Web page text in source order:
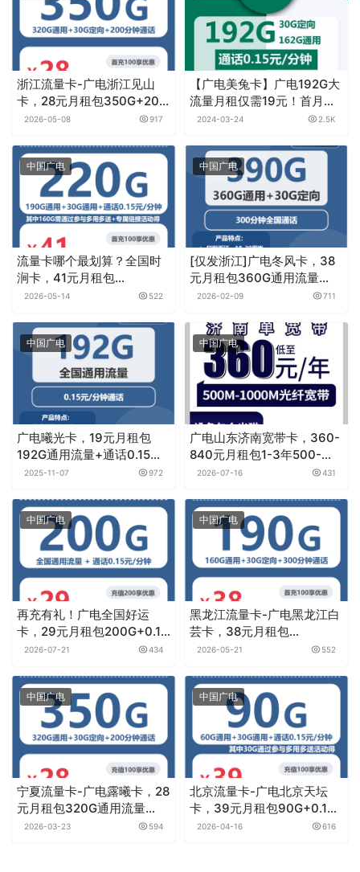
浙江流量卡-广电浙江见山
卡，28元月租包350G+200
分钟
2026-05-08 917
【广电美兔卡】广电192G大
流量月租仅需19元！首月免
月租，收货地即归属地 | 免
2024-03-24 2.5K
中国广电
流量卡哪个最划算？全国时
涧卡，41元月租包
220G+0.15元月租/分钟
2026-05-14 522
中国广电
[仅发浙江]广电冬风卡，38
元月租包360G通用流量
+30G定向流量+300分钟通
2026-02-09 711
中国广电
广电曦光卡，19元月租包
192G通用流量+通话0.15元
月租/分钟
2025-11-07 972
中国广电
广电山东济南宽带卡，360-
840元月租包1-3年500-
1000M单宽带套餐
2026-07-16 431
中国广电
再充有礼！广电全国好运
卡，29元月租包200G+0.15
元月租/分钟
2026-07-21 434
中国广电
黑龙江流量卡-广电黑龙江白
芸卡，38元月租包
190G+300分钟
2026-05-21 552
中国广电
宁夏流量卡-广电露曦卡，28
元月租包320G通用流量
+30G定向流量+200分钟通
2026-03-23 594
中国广电
北京流量卡-广电北京天坛
卡，39元月租包90G+0.15
元月租/分钟
2026-04-16 616